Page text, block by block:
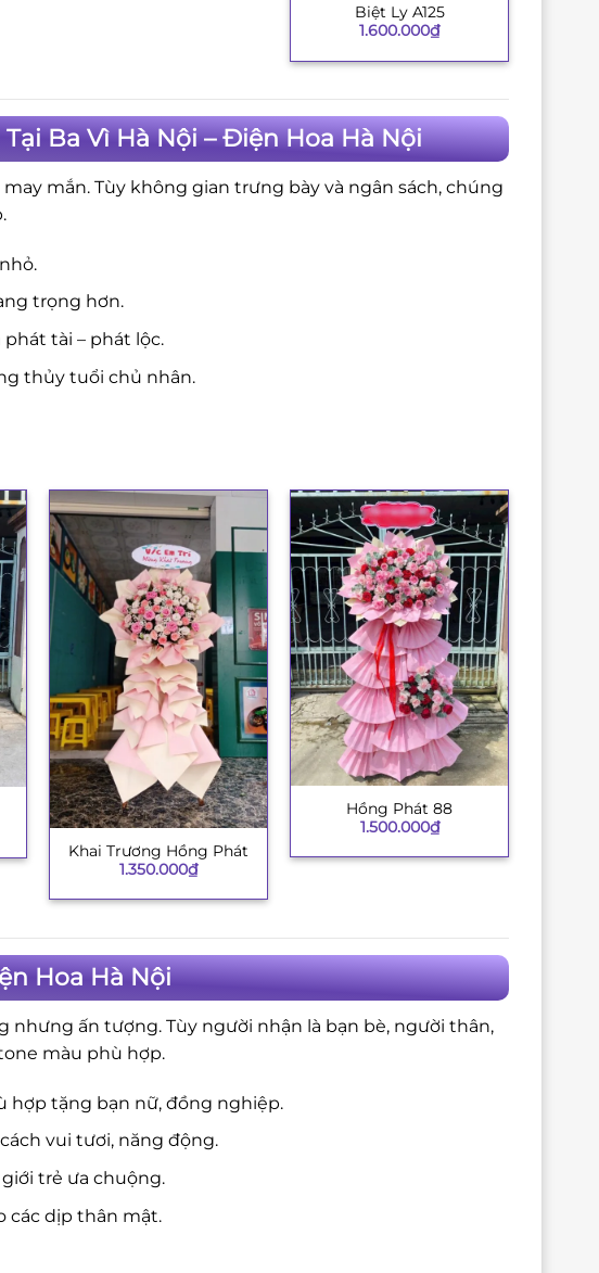
Biệt Ly A125
1.600.000₫
Ba Vì Hà Nội – Điện Hoa Hà Nội
mắn. Tùy không gian trưng bày và ngân sách, chúng
trọng hơn.
tài – phát lộc.
thủy tuổi chủ nhân.
+
Khai Trương Hồng Phát
1.350.000₫
Hồng Phát 88
1.500.000₫
Hoa Hà Nội
nhưng ấn tượng. Tùy người nhận là bạn bè, người thân,
màu phù hợp.
hợp tặng bạn nữ, đồng nghiệp.
vui tươi, năng động.
trẻ ưa chuộng.
các dịp thân mật.